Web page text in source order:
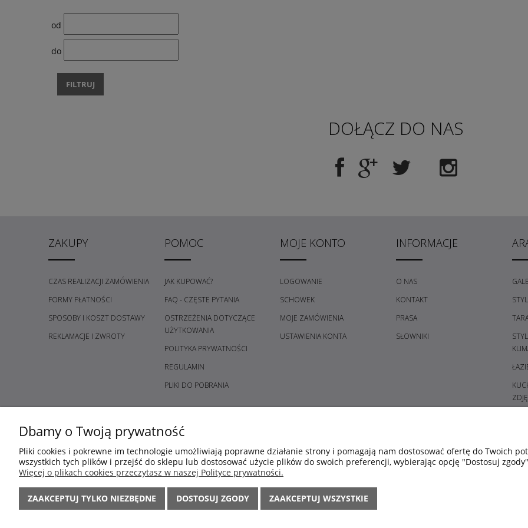
od
do
FILTRUJ
DOŁĄCZ DO NAS
ZAKUPY
CZAS REALIZACJI ZAMÓWIENIA
FORMY PŁATNOŚCI
SPOSOBY I KOSZT DOSTAWY
REKLAMACJE I ZWROTY
POMOC
JAK KUPOWAĆ?
FAQ - CZĘSTE PYTANIA
OSTRZEŻENIA DOTYCZĄCE
UŻYTKOWANIA
POLITYKA PRYWATNOŚCI
REGULAMIN
PLIKI DO POBRANIA
MOJE KONTO
LOGOWANIE
SCHOWEK
MOJE ZAMÓWIENIA
USTAWIENIA KONTA
INFORMACJE
O NAS
KONTAKT
PRASA
SŁOWNIKI
Dbamy o Twoją prywatność
Pliki cookies i pokrewne im technologie umożliwiają poprawne działanie strony i pomagają nam dostosować ofertę do Twoich
wszystkich tych plików i przejść do sklepu lub dostosować użycie plików do swoich preferencji, wybierając opcję "Dostosuj
Więcej o plikach cookies przeczytasz w naszej Polityce prywatności.
ZAAKCEPTUJ TYLKO NIEZBĘDNE DOSTOSUJ ZGODY ZAAKCEPTUJ WSZYSTKIE